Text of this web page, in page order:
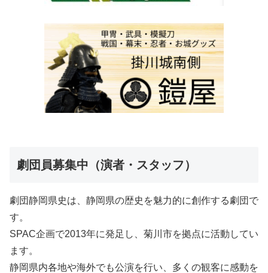
劇団員募集中（演者・スタッフ）
劇団静岡県史は、静岡県の歴史を魅力的に創作する劇団で
す。
SPAC企画で2013年に発足し、菊川市を拠点に活動してい
ます。
静岡県内各地や海外でも公演を行い、多くの観客に感動を